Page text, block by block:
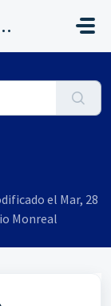
de AHORA
el Mar, 28
Monreal